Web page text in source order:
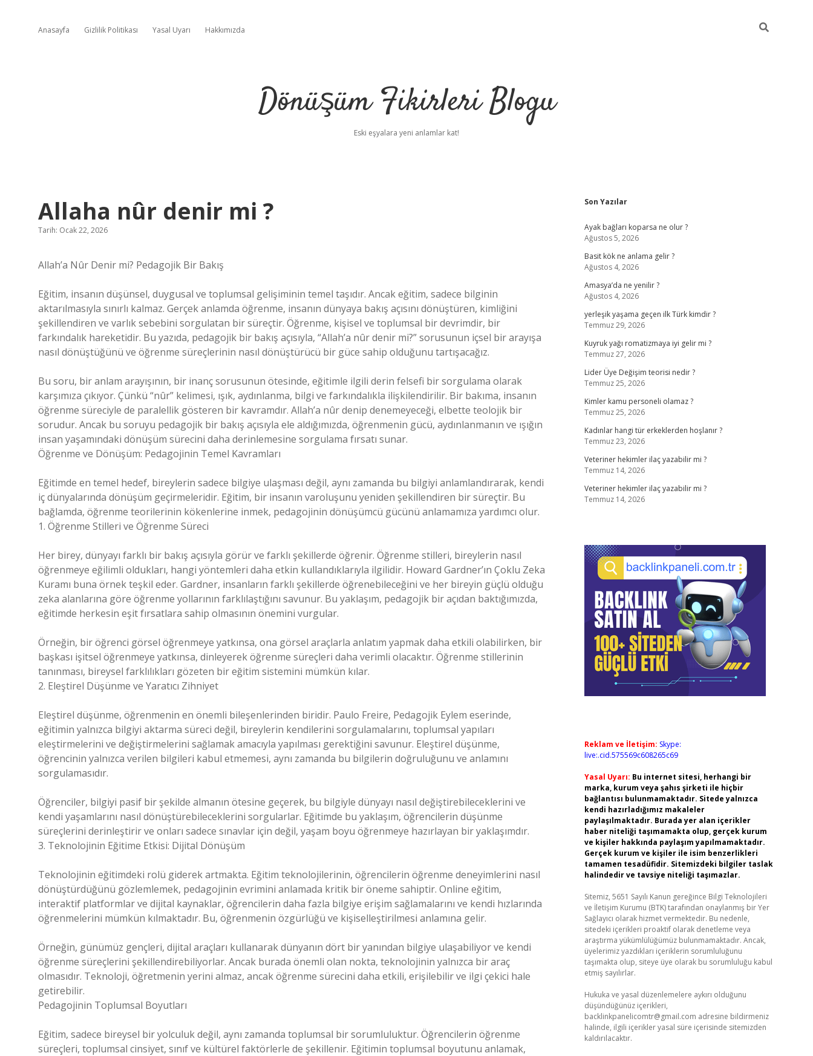
Anasayfa Gizlilik Politikası Yasal Uyarı Hakkımızda
Dönüşüm Fikirleri Blogu
Eski eşyalara yeni anlamlar kat!
Allaha nûr denir mi ?
Tarih: Ocak 22, 2026
Allah’a Nûr Denir mi? Pedagojik Bir Bakış
Eğitim, insanın düşünsel, duygusal ve toplumsal gelişiminin temel taşıdır. Ancak eğitim, sadece bilginin
aktarılmasıyla sınırlı kalmaz. Gerçek anlamda öğrenme, insanın dünyaya bakış açısını dönüştüren, kimliğini
şekillendiren ve varlık sebebini sorgulatan bir süreçtir. Öğrenme, kişisel ve toplumsal bir devrimdir, bir
farkındalık hareketidir. Bu yazıda, pedagojik bir bakış açısıyla, “Allah’a nûr denir mi?” sorusunun içsel bir arayışa
nasıl dönüştüğünü ve öğrenme süreçlerinin nasıl dönüştürücü bir güce sahip olduğunu tartışacağız.
Bu soru, bir anlam arayışının, bir inanç sorusunun ötesinde, eğitimle ilgili derin felsefi bir sorgulama olarak
karşımıza çıkıyor. Çünkü “nûr” kelimesi, ışık, aydınlanma, bilgi ve farkındalıkla ilişkilendirilir. Bir bakıma, insanın
öğrenme süreciyle de paralellik gösteren bir kavramdır. Allah’a nûr denip denemeyeceği, elbette teolojik bir
sorudur. Ancak bu soruyu pedagojik bir bakış açısıyla ele aldığımızda, öğrenmenin gücü, aydınlanmanın ve ışığın
insan yaşamındaki dönüşüm sürecini daha derinlemesine sorgulama fırsatı sunar.
Öğrenme ve Dönüşüm: Pedagojinin Temel Kavramları
Eğitimde en temel hedef, bireylerin sadece bilgiye ulaşması değil, aynı zamanda bu bilgiyi anlamlandırarak, kendi
iç dünyalarında dönüşüm geçirmeleridir. Eğitim, bir insanın varoluşunu yeniden şekillendiren bir süreçtir. Bu
bağlamda, öğrenme teorilerinin kökenlerine inmek, pedagojinin dönüşümcü gücünü anlamamıza yardımcı olur.
1. Öğrenme Stilleri ve Öğrenme Süreci
Her birey, dünyayı farklı bir bakış açısıyla görür ve farklı şekillerde öğrenir. Öğrenme stilleri, bireylerin nasıl
öğrenmeye eğilimli oldukları, hangi yöntemleri daha etkin kullandıklarıyla ilgilidir. Howard Gardner’ın Çoklu Zeka
Kuramı buna örnek teşkil eder. Gardner, insanların farklı şekillerde öğrenebileceğini ve her bireyin güçlü olduğu
zeka alanlarına göre öğrenme yollarının farklılaştığını savunur. Bu yaklaşım, pedagojik bir açıdan baktığımızda,
eğitimde herkesin eşit fırsatlara sahip olmasının önemini vurgular.
Örneğin, bir öğrenci görsel öğrenmeye yatkınsa, ona görsel araçlarla anlatım yapmak daha etkili olabilirken, bir
başkası işitsel öğrenmeye yatkınsa, dinleyerek öğrenme süreçleri daha verimli olacaktır. Öğrenme stillerinin
tanınması, bireysel farklılıkları gözeten bir eğitim sistemini mümkün kılar.
2. Eleştirel Düşünme ve Yaratıcı Zihniyet
Eleştirel düşünme, öğrenmenin en önemli bileşenlerinden biridir. Paulo Freire, Pedagojik Eylem eserinde,
eğitimin yalnızca bilgiyi aktarma süreci değil, bireylerin kendilerini sorgulamalarını, toplumsal yapıları
eleştirmelerini ve değiştirmelerini sağlamak amacıyla yapılması gerektiğini savunur. Eleştirel düşünme,
öğrencinin yalnızca verilen bilgileri kabul etmemesi, aynı zamanda bu bilgilerin doğruluğunu ve anlamını
sorgulamasıdır.
Öğrenciler, bilgiyi pasif bir şekilde almanın ötesine geçerek, bu bilgiyle dünyayı nasıl değiştirebileceklerini ve
kendi yaşamlarını nasıl dönüştürebileceklerini sorgularlar. Eğitimde bu yaklaşım, öğrencilerin düşünme
süreçlerini derinleştirir ve onları sadece sınavlar için değil, yaşam boyu öğrenmeye hazırlayan bir yaklaşımdır.
3. Teknolojinin Eğitime Etkisi: Dijital Dönüşüm
Teknolojinin eğitimdeki rolü giderek artmakta. Eğitim teknolojilerinin, öğrencilerin öğrenme deneyimlerini nasıl
dönüştürdüğünü gözlemlemek, pedagojinin evrimini anlamada kritik bir öneme sahiptir. Online eğitim,
interaktif platformlar ve dijital kaynaklar, öğrencilerin daha fazla bilgiye erişim sağlamalarını ve kendi hızlarında
öğrenmelerini mümkün kılmaktadır. Bu, öğrenmenin özgürlüğü ve kişiselleştirilmesi anlamına gelir.
Örneğin, günümüz gençleri, dijital araçları kullanarak dünyanın dört bir yanından bilgiye ulaşabiliyor ve kendi
öğrenme süreçlerini şekillendirebiliyorlar. Ancak burada önemli olan nokta, teknolojinin yalnızca bir araç
olmasıdır. Teknoloji, öğretmenin yerini almaz, ancak öğrenme sürecini daha etkili, erişilebilir ve ilgi çekici hale
getirebilir.
Pedagojinin Toplumsal Boyutları
Eğitim, sadece bireysel bir yolculuk değil, aynı zamanda toplumsal bir sorumluluktur. Öğrencilerin öğrenme
süreçleri, toplumsal cinsiyet, sınıf ve kültürel faktörlerle de şekillenir. Eğitimin toplumsal boyutunu anlamak,
Sidebar
Son Yazılar
Ayak bağları koparsa ne olur ?
Ağustos 5, 2026
Basit kök ne anlama gelir ?
Ağustos 4, 2026
Amasya’da ne yenilir ?
Ağustos 4, 2026
yerleşik yaşama geçen ilk Türk kimdir ?
Temmuz 29, 2026
Kuyruk yağı romatizmaya iyi gelir mi ?
Temmuz 27, 2026
Lider Üye Değişim teorisi nedir ?
Temmuz 25, 2026
Kimler kamu personeli olamaz ?
Temmuz 25, 2026
Kadınlar hangi tür erkeklerden hoşlanır ?
Temmuz 23, 2026
Veteriner hekimler ilaç yazabilir mi ?
Temmuz 14, 2026
Veteriner hekimler ilaç yazabilir mi ?
Temmuz 14, 2026
Reklam ve İletişim: Skype:
live:.cid.575569c608265c69
Yasal Uyarı: Bu internet sitesi, herhangi bir
marka, kurum veya şahıs şirketi ile hiçbir
bağlantısı bulunmamaktadır. Sitede yalnızca
kendi hazırladığımız makaleler
paylaşılmaktadır. Burada yer alan içerikler
haber niteliği taşımamakta olup, gerçek kurum
ve kişiler hakkında paylaşım yapılmamaktadır.
Gerçek kurum ve kişiler ile isim benzerlikleri
tamamen tesadüfidir. Sitemizdeki bilgiler taslak
halindedir ve tavsiye niteliği taşımazlar.
Sitemiz, 5651 Sayılı Kanun gereğince Bilgi Teknolojileri
ve İletişim Kurumu (BTK) tarafından onaylanmış bir Yer
Sağlayıcı olarak hizmet vermektedir. Bu nedenle,
sitedeki içerikleri proaktif olarak denetleme veya
araştırma yükümlülüğümüz bulunmamaktadır. Ancak,
üyelerimiz yazdıkları içeriklerin sorumluluğunu
taşımakta olup, siteye üye olarak bu sorumluluğu kabul
etmiş sayılırlar.
Hukuka ve yasal düzenlemelere aykırı olduğunu
düşündüğünüz içerikleri,
backlinkpanelicomtr@gmail.com adresine bildirmeniz
halinde, ilgili içerikler yasal süre içerisinde sitemizden
kaldırılacaktır.